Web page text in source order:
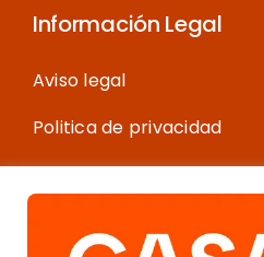
Información Legal
Aviso legal
Politica de privacidad
Política de cookies